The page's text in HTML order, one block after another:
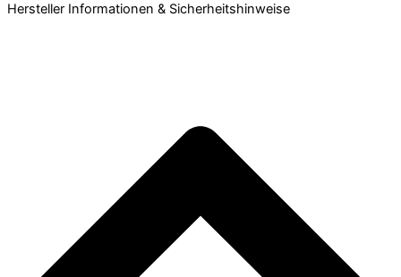
Hersteller Informationen & Sicherheitshinweise